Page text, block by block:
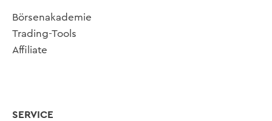
Börsenakademie
Trading-Tools
Affiliate
SERVICE